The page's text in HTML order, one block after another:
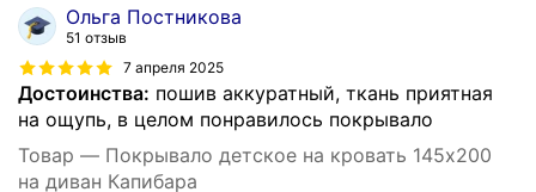
Ольга Постникова
51 отзыв
7 апреля 2025
Достоинства: пошив аккуратный, ткань приятная
на ощупь, в целом понравилось покрывало
Товар — Покрывало детское на кровать 145х200
на диван Капибара